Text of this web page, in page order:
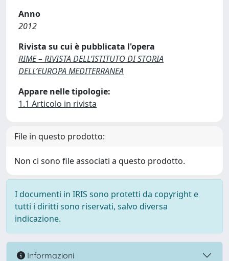
Anno
2012
Rivista su cui è pubblicata l'opera
RIME – RIVISTA DELL’ISTITUTO DI STORIA
DELL’EUROPA MEDITERRANEA
Appare nelle tipologie:
1.1 Articolo in rivista
File in questo prodotto:
Non ci sono file associati a questo prodotto.
I documenti in IRIS sono protetti da copyright e
tutti i diritti sono riservati, salvo diversa
indicazione.
Informazioni